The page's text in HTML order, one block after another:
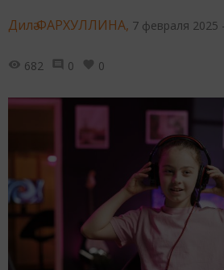
Дилә ФАРХУЛЛИНА, 7 февраля 2025
682 0 0